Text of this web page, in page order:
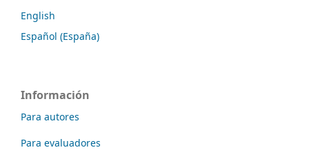
English
Español (España)
Información
Para autores
Para evaluadores